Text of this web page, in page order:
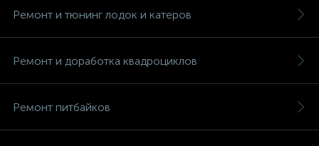
Ремонт и тюнинг лодок и катеров
Ремонт и доработка квадроциклов
Ремонт питбайков